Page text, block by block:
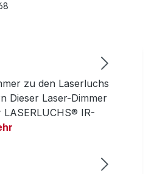
zu den Laserluchs
Dieser Laser-Dimmer
IR-